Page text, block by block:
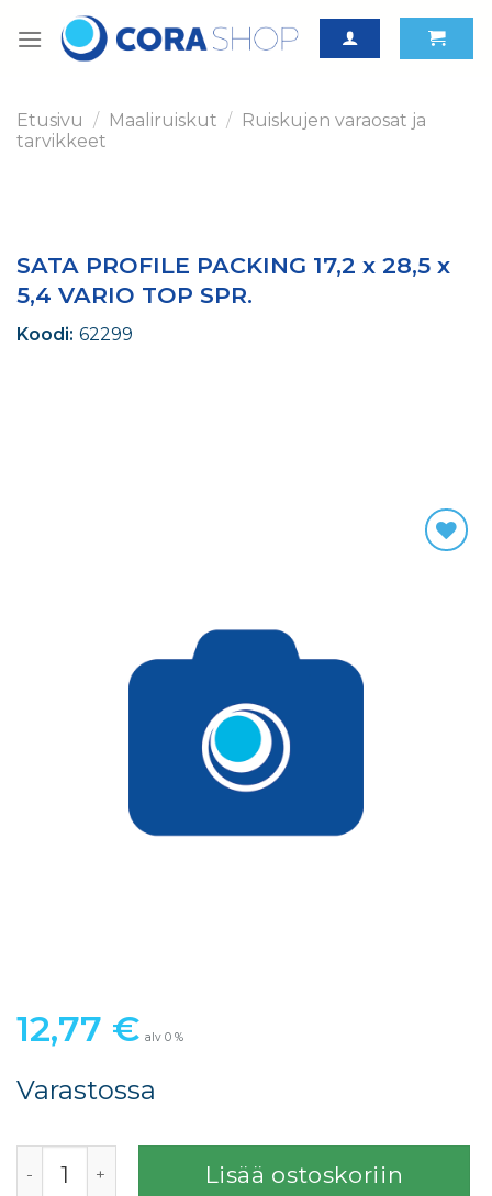
Etusivu / Maaliruiskut / Ruiskujen varaosat ja
tarvikkeet
SATA PROFILE PACKING 17,2 x 28,5 x
5,4 VARIO TOP SPR.
Koodi: 62299
12,77 € alv 0 %
Varastossa
Lisää ostoskoriin